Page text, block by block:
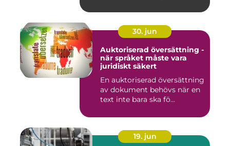
30. jun
Auktoriserad översättning -
när språket måste vara
juridiskt säkert
En auktoriserad översättning
av dokument behövs när en
text inte bara ska fö...
19. jun